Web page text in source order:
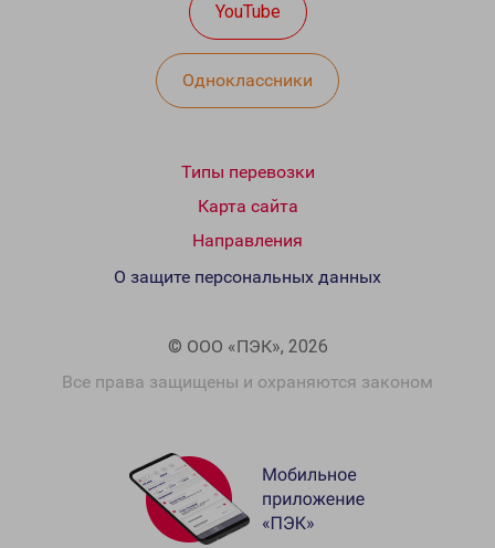
YouTube
Одноклассники
Типы перевозки
Карта сайта
Направления
© ООО «ПЭК», 2026
Все права защищены и охраняются законом
О защите персональных данных